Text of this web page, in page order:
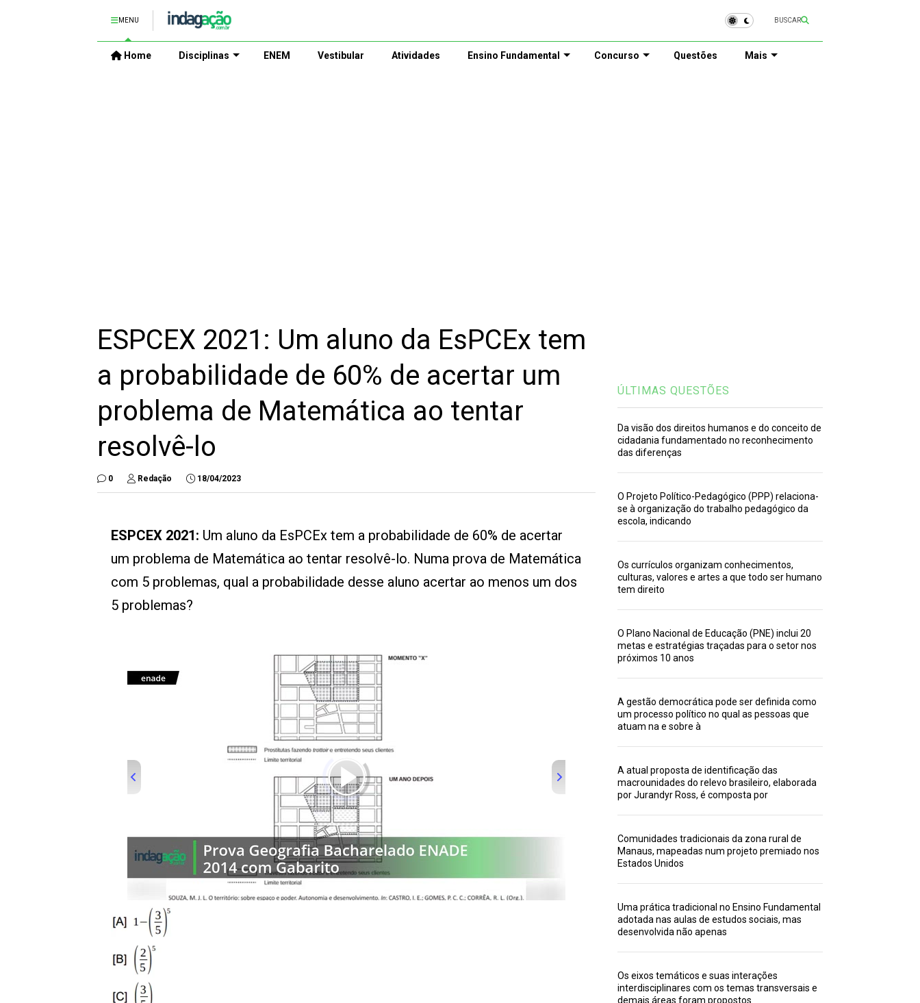
MENU BUSCAR
Home Disciplinas ENEM Vestibular Atividades Ensino Fundamental Concurso Questões Mais
ESPCEX 2021: Um aluno da EsPCEx tem
a probabilidade de 60% de acertar um
problema de Matemática ao tentar
resolvê-lo
0 Redação 18/04/2023
ESPCEX 2021: Um aluno da EsPCEx tem a probabilidade de 60% de acertar
um problema de Matemática ao tentar resolvê-lo. Numa prova de Matemática
com 5 problemas, qual a probabilidade desse aluno acertar ao menos um dos
5 problemas?
ÚLTIMAS QUESTÕES
Da visão dos direitos humanos e do conceito de
cidadania fundamentado no reconhecimento
das diferenças
O Projeto Político-Pedagógico (PPP) relaciona-
se à organização do trabalho pedagógico da
escola, indicando
Os currículos organizam conhecimentos,
culturas, valores e artes a que todo ser humano
tem direito
O Plano Nacional de Educação (PNE) inclui 20
metas e estratégias traçadas para o setor nos
próximos 10 anos
A gestão democrática pode ser definida como
um processo político no qual as pessoas que
atuam na e sobre à
A atual proposta de identificação das
macrounidades do relevo brasileiro, elaborada
por Jurandyr Ross, é composta por
Comunidades tradicionais da zona rural de
Manaus, mapeadas num projeto premiado nos
Estados Unidos
Uma prática tradicional no Ensino Fundamental
adotada nas aulas de estudos sociais, mas
desenvolvida não apenas
Os eixos temáticos e suas interações
interdisciplinares com os temas transversais e
demais áreas foram propostos